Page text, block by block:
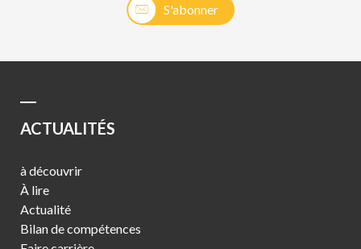
S'abonner
ACTUALITÉS
à découvrir
À lire
Actualité
Bilan de compétences